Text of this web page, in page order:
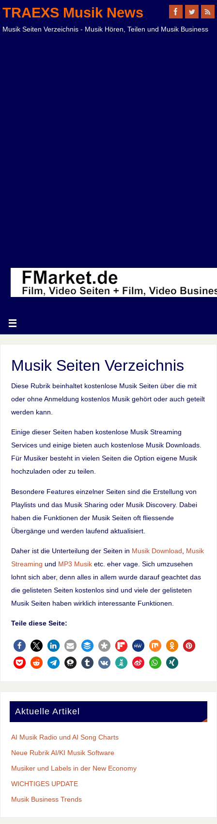
TRAEXS Musik News
Musik Seiten Verzeichnis - Musik Hören, Teilen und Musik Business
Musik Seiten Verzeichnis
Diese Rubrik beinhaltet kostenlose Musik Seiten über die mit
oder ohne Anmeldung kostenlos Musik gehört oder auch geteilt
werden kann.
Einige dieser Seiten haben kostenlose Musik Streaming
Services und einige bieten auch kostenlose Musik Downloads.
Für Musiker besteht in vielen Seiten die Option eigene Musik
hochzuladen oder zu teilen.
Besondere Features einzelner Seiten sind die Erstellung von
Playlists und das Musik Sharing oder Musik Discovery. Dabei
haben die Funktionen der Musik Seiten oft fliessende
Übergänge und werden laufend aktualisiert.
Daher ist die Unterteilung der Seiten in Musik Download
Musik
Streaming und MP3 Musiketc. eher vage. Sich umzusehen
lohnt sich aber, denn alles in allem wurde darauf geachtet das
die gelisteten Seiten kostenlos sind und viele der gelisteten
Musik Seiten haben wirklich interessante Funktionen.
Teile diese Seite:
Aktuelle Artikel
AI Musik Radio und AI Song Charts
Neue Rubrik AI/KI Musik Software
Musiker und Labels in der New Economy
WICHTIGES UPDATE
Musik Business Trends